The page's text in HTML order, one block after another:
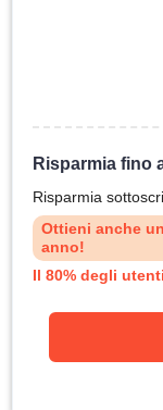
Risparmia fino
Risparmia
Ottieni anche
anno!
Il 80% degli